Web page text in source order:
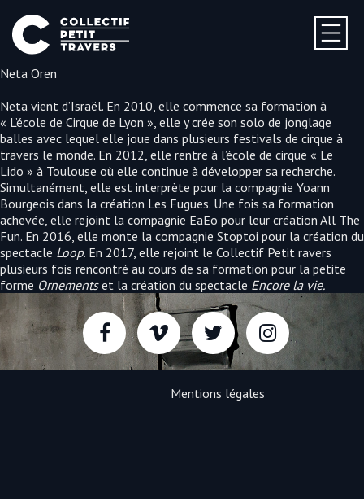
Neta Oren
Neta vient d’Israël. En 2010, elle commence sa formation à
« L’école de Cirque de Lyon », elle y crée son solo de jonglage
balles avec lequel elle joue dans plusieurs festivals de cirque à
travers le monde. En 2012, elle rentre à l’école de cirque « Le
Lido » à Toulouse où elle continue à développer sa recherche.
Simultanément, elle est interprète pour la compagnie Yoann
Bourgeois dans la création Les Fugues. Une fois sa formation
achevée, elle rejoint la compagnie EaEo pour leur création All The
Fun. En 2016, elle monte la compagnie Stoptoi pour la création du
spectacle Loop. En 2017, elle rejoint le Collectif Petit ravers
plusieurs fois rencontré au cours de sa formation pour la petite
forme Ornementset la création du spectacle Encore la vie.
Mentions légales